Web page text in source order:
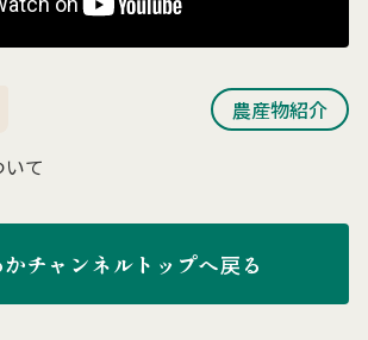
農産物紹介
て
かチャンネルトップへ戻る